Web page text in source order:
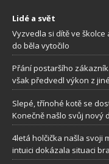
Lidé a svět
Vyzvedla si dítě ve školce
do běla vytočilo
Přání postaršího
však předvedl výkon z
Slepé, třínohé kotě se
Konečně našlo svůj nový
4letá holčička našla svoji
intuici dokázala situaci